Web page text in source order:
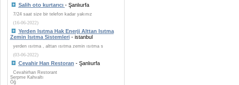
Salih oto kurtarıcı - Şanlıurfa
7/24 saat size bir telefon kadar yakınız
(16-06-2022)
Yerden Isıtma Hak Enerji Alttan Isıtma
Zemin Isıtma Sistemleri- istanbul
yerden ısıtma , alttan ısıtma zemin ısıtma s
(03-06-2022)
Cevahir Han Restoran - Şanlıurfa
Cevahirhan Restorant
Serpme Kahvaltı
Öğ